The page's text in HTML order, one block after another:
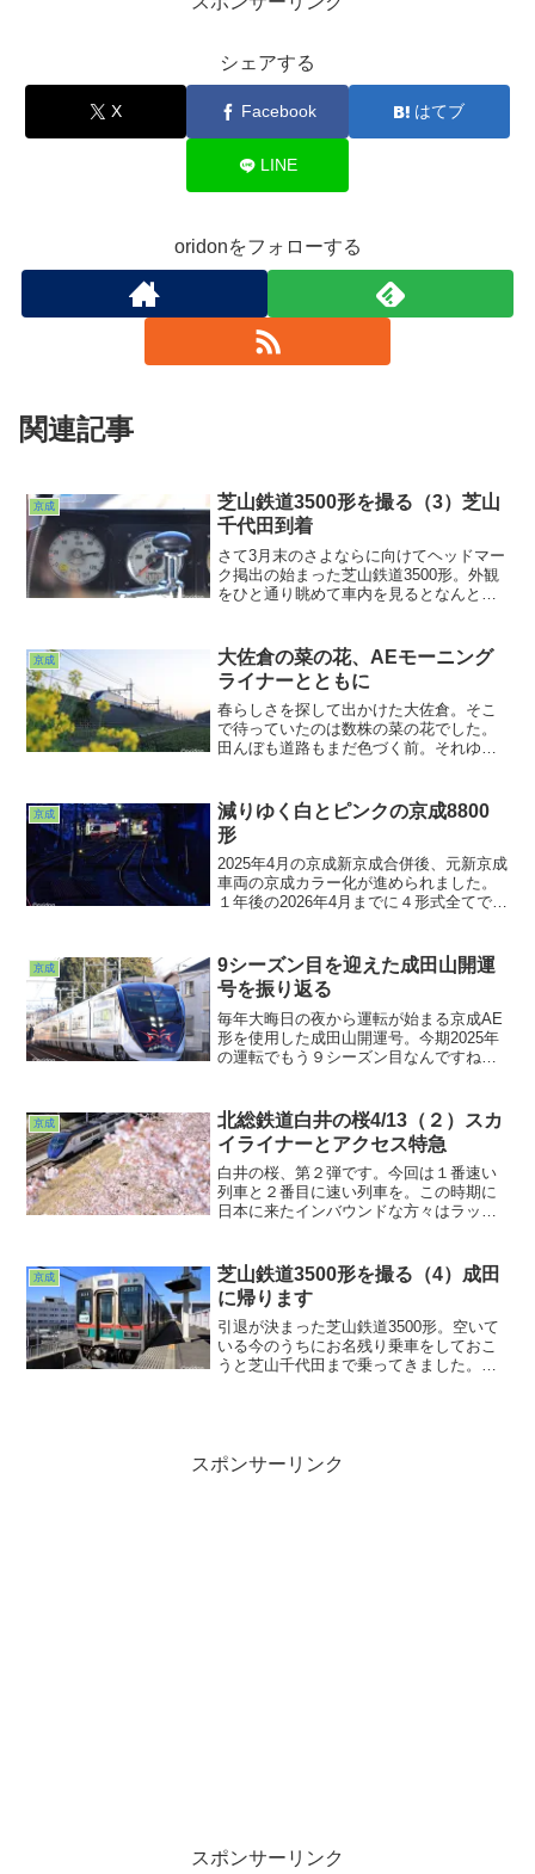
シェアする
X Facebook はてブ
LINE
oridonをフォローする
関連記事
京成
芝山鉄道3500形を撮る（3）芝山
千代田到着
さて3月末のさよならに向けてヘッドマー
ク掲出の始まった芝山鉄道3500形。外観
をひと通り眺めて車内を見るとなんとガ
だけの両脇をホームに挟まれたこの番
線。あ、例によって後部展望です。
京成
大佐倉の菜の花、AEモーニング
ライナーとともに
春らしさを探して出かけた大佐倉。そこ
で待っていたのは数株の菜の花でした。
田んぼも道路もまだ色づく前。それゆえ
きたキャプテン翼ラッピングのモーニン
グライナー。とりあえず春のキックオフ
となり得たでしょうか？ま、春はこれか
らぼちぼちと、ですね。
京成
減りゆく白とピンクの京成8800
形
2025年4月の京成新京成合併後、元新京成
車両の京成カラー化が進められました。
１年後の2026年4月までに４形式全てで京
今まではニューカラーが登場するたびに
おぉ！と思ってみていましたが、
京成
9シーズン目を迎えた成田山開運
号を振り返る
毎年大晦日の夜から運転が始まる京成AE
形を使用した成田山開運号。今期2025年
の運転でもう９シーズン目なんですね。
ます。というわけでちょっと振り返り。
古い順から行きましょう。
京成
北総鉄道白井の桜4/13（２）スカ
イライナーとアクセス特急
白井の桜、第２弾です。今回は１番速い
列車と２番目に速い列車を。この時期に
日本に来たインバウンドな方々はラッキ
も日本らしいいい景色が見れるよ、と口
コミで広がってたりしてw。来年は桜のラ
ッピングもあると面白かったりして。ウ
ケそうですよねw。
京成
芝山鉄道3500形を撮る（4）成田
に帰ります
引退が決まった芝山鉄道3500形。空いて
いる今のうちにお名残り乗車をしておこ
うと芝山千代田まで乗ってきました。車
ちょっと小ぶりなさよならヘッドマー
スポンサーリンク
スポンサーリンク